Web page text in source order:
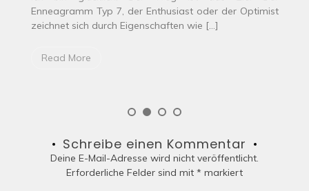
Enneagramm Typ 7, der Enthusiast oder der Optimist
zeichnet sich durch Eigenschaften wie […]
Read More
Schreibe einen Kommentar
Deine E-Mail-Adresse wird nicht veröffentlicht.
Erforderliche Felder sind mit * markiert